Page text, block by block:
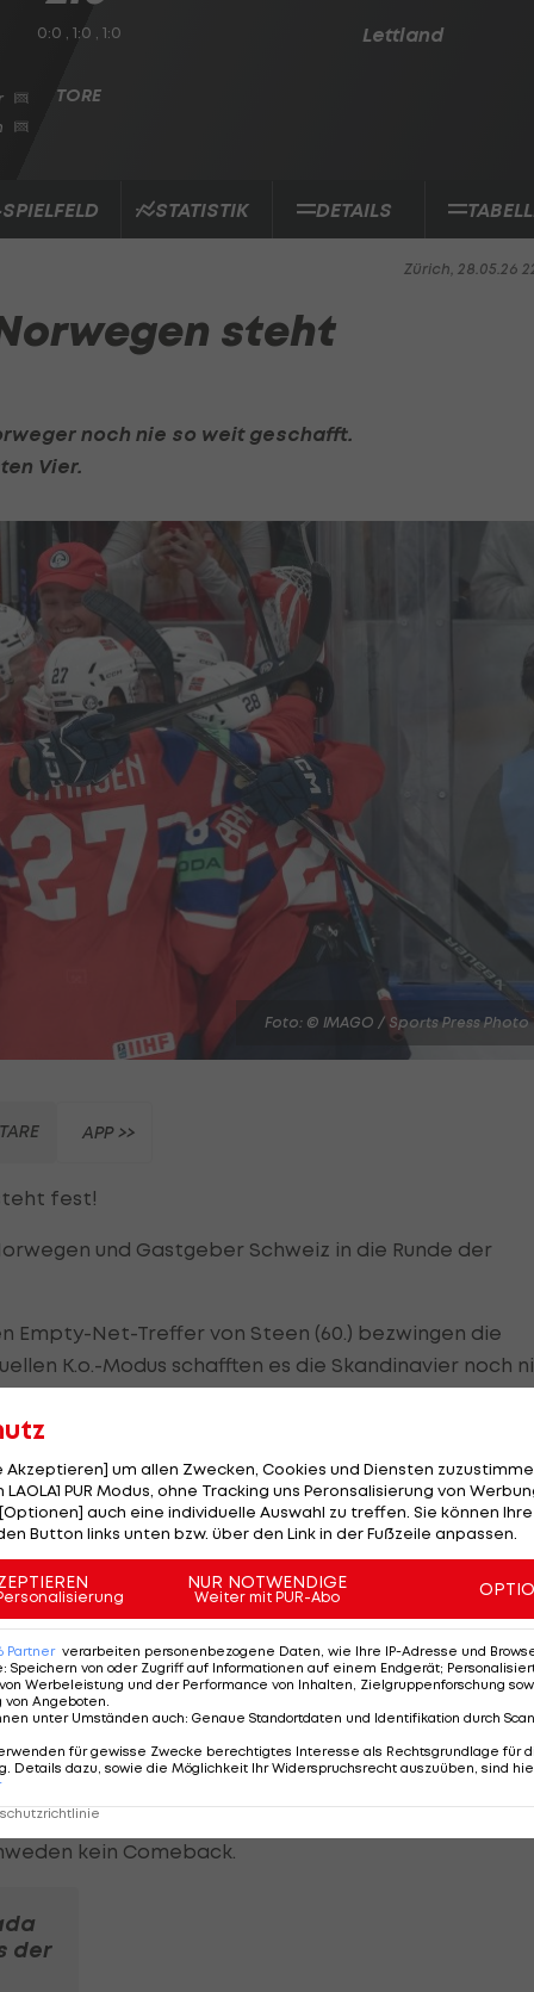
Lettland
0:0 , 1:0 , 1:0
STATISTIK DETAILS
Zürich, 28.05.26
steht
noch nie so weit geschafft.
Vier.
Foto: © IMAGO / Sports Press Photo
APP >>
fest!
und Gastgeber Schweiz in die Runde der
Empty-Net-Treffer von Steen (60.) bezwingen die
K.o.-Modus schafften es die Skandinavier noch
das ist bis heute das beste Ergebnis.
sichert sich somit den letzten Platz im Halbfinale.
bereits in der 7. Minute in Führung. Aufseiten der
später aufgrund eines Crosschecks eine
durch Josi (14.) aber doch noch der
durch Malgin (33.) und Thürkauf (37.) die
kein Comeback.
der
Akzeptieren] um allen Zwecken, Cookies und Diensten
PUR Modus, ohne Tracking uns Peronsalisierung von
auch eine individuelle Auswahl zu treffen. Sie können
Button links unten bzw. über den Link in der Fußzeile anpassen.
NUR NOTWENDIGE
Weiter mit PUR-Abo
Partner verarbeiten personenbezogene Daten, wie Ihre IP-Adresse und
: Speichern von oder Zugriff auf Informationen auf einem Endgerät;
Werbeleistung und der Performance von Inhalten, Zielgruppenforschung
von Angeboten
unter Umständen auch: Genaue Standortdaten und Identifikation durch
für gewisse Zwecke berechtigtes Interesse als Rechtsgrundlage für
Details dazu, sowie die Möglichkeit Ihr Widerspruchsrecht auszuüben, sind